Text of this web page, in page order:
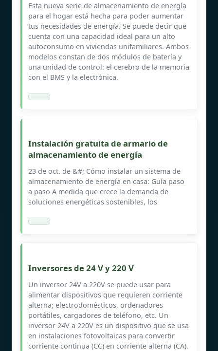
Esta nueva serie de almacenamiento de energía
para el hogar está hecha para poder aumentar
tus necesidades de energía. Se puede decir que
cuenta con una capacidad ideal para un alto
autoconsumo en viviendas unifamiliares. Ambos
modelos constan de dos módulos de batería y
una unidad de control: el cerebro de la memoria
con el BMS y la electrónica.
Instalación gratuita de armario de
almacenamiento de energía
23 de oct. de &#; Cómo instalar un sistema de
almacenamiento de energía en casa: Guía paso
a paso A medida que crece la demanda de
soluciones energéticas sostenibles, los
Inversores de 24 V y 220 V
Un inversor 24V a 220V se puede usar para
alimentar dispositivos que requieren corriente
alterna; electrodomésticos, ordenadores
portátiles, cargadores de teléfono, etc. Un
inversor 24V a 220V es un dispositivo que se usa
en instalaciones fotovoltaicas para convertir
corriente continua (CC) en corriente alterna (CA).